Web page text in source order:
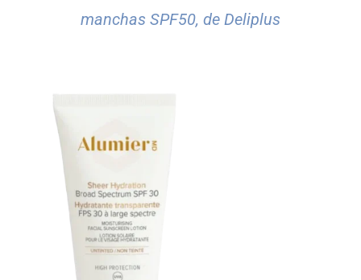
manchas SPF50, de Deliplus